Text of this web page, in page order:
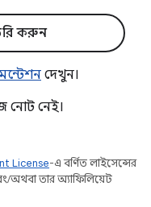
করুন
দেখুন।
নোট নেই।
License-এ বর্ণিত লাইসেন্সের
অথবা তার অ্যাফিলিয়েট